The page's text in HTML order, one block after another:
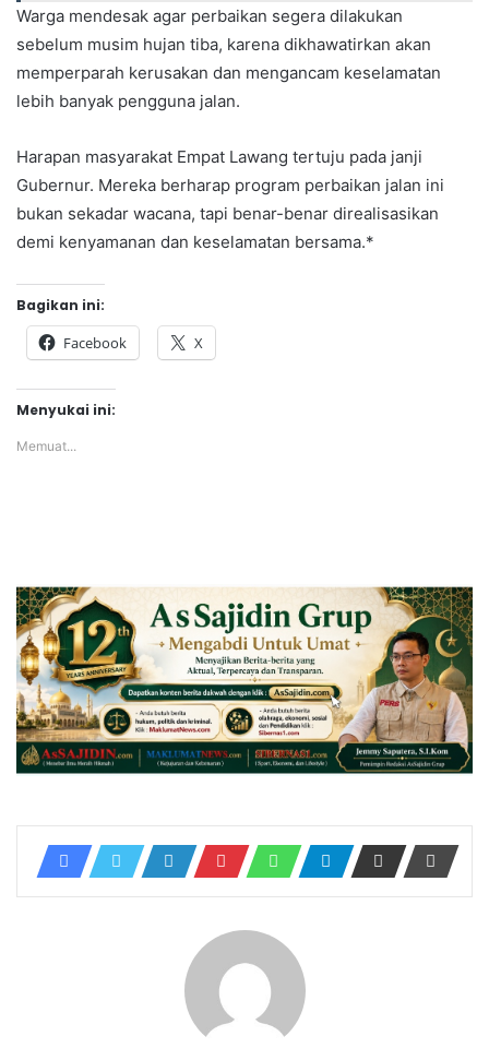
Warga mendesak agar perbaikan segera dilakukan
sebelum musim hujan tiba, karena dikhawatirkan akan
memperparah kerusakan dan mengancam keselamatan
lebih banyak pengguna jalan.
Harapan masyarakat Empat Lawang tertuju pada janji
Gubernur. Mereka berharap program perbaikan jalan ini
bukan sekadar wacana, tapi benar-benar direalisasikan
demi kenyamanan dan keselamatan bersama.*
Bagikan ini:
Facebook X
Menyukai ini:
Memuat...